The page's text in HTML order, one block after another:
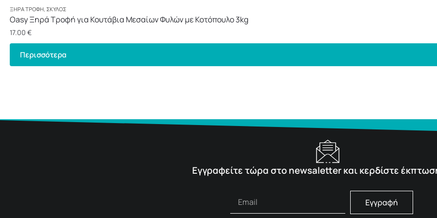
ΞΗΡΆ ΤΡΟΦΉ, ΣΚΎΛΟΣ
Oasy Ξηρά Τροφή για Κουτάβια Μεσαίων Φυλών με Κοτόπουλο 3kg
17.00 €
Περισσότερα
Εγγραφείτε τώρα στο newsaletter και κερδίστε
Εγγραφή